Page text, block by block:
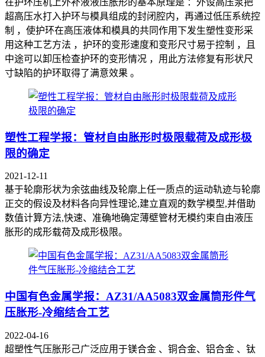
在护环压机上外补液液压胀形的基本原理是 ：外设高压泵把
超高压水打入护环与模具组成的封闭腔内，再通过低压系统控
制 ，使护环在高压液体和模具的共同作用下发生塑性变形采
用这种工艺方法 ，护环的变形速度和变形尺寸易于控制 ，且
中途可以卸压检查护环的变形情况 ，用此方法修复有形状尺
寸缺陷的护环取得了满意效果 。
塑性工程学报：管材自由胀形时极限载荷及成形极
限的确定
2021-12-11
基于轮廓形状为余弦曲线及轮廓上任一质点的运动轨迹与轮廓
正交的假设及材料各向异性理论,建立直观的数学模型,并借助
数值计算方法,快速、准确地确定薄壁管材无模约束自由液压
胀形的成形载荷及成形极限。
中国有色金属学报：AZ31/AA5083双金属筒形件气
压胀形-冷缩结合工艺
2022-04-16
超塑性气压胀形己广泛应用于镁合金 、铜合金、铝合金 、钛